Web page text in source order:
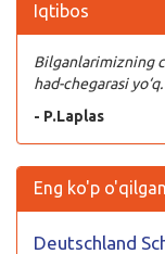
Iqtibos
Bilganlarimizning
had-chegarasi yo‘q.
- P.Laplas
Eng ko'p o'qilgan
Deutschland